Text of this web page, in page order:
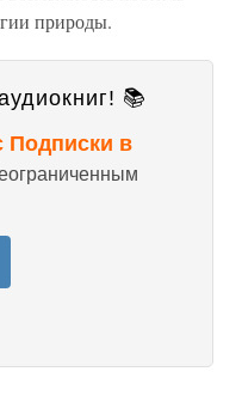
природы.
📚
Подписки в